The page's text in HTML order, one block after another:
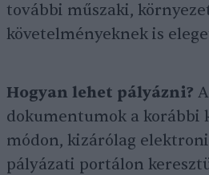
további műszaki,
követelményeknek is
Hogyan lehet pályázni?
dokumentumok a korábbi
módon, kizárólag
pályázati portálon